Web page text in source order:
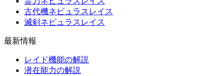
古代機ネビュラスレイス
滅剣ネビュラスレイス
最新情報
レイド機能の解説
潜在能力の解説